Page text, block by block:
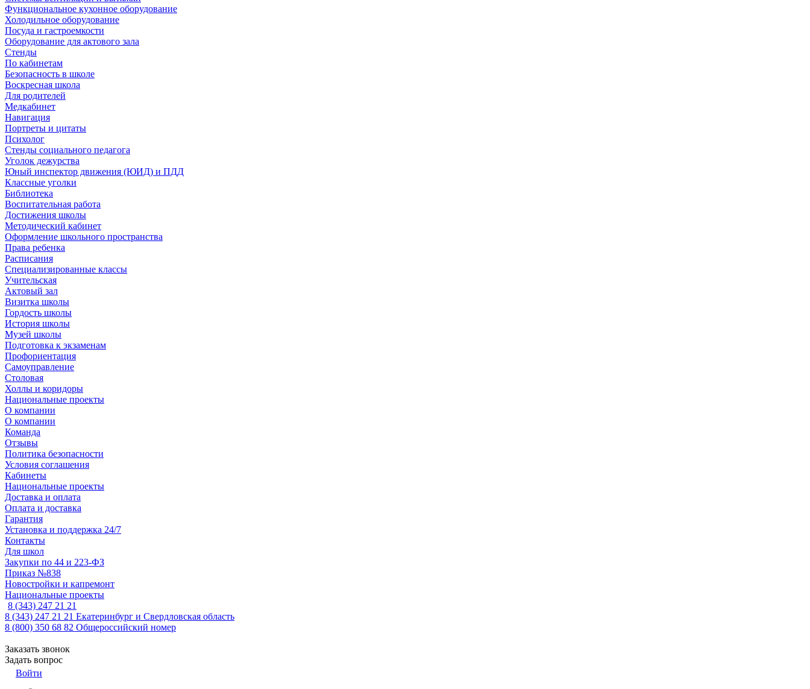
Функциональное кухонное оборудование
Холодильное оборудование
Посуда и гастроемкости
Оборудование для актового зала
Стенды
По кабинетам
Безопасность в школе
Воскресная школа
Для родителей
Медкабинет
Навигация
Портреты и цитаты
Психолог
Стенды социального педагога
Уголок дежурства
Юный инспектор движения (ЮИД) и ПДД
Классные уголки
Библиотека
Воспитательная работа
Достижения школы
Методический кабинет
Оформление школьного пространства
Права ребенка
Расписания
Специализированные классы
Учительская
Актовый зал
Визитка школы
Гордость школы
История школы
Музей школы
Подготовка к экзаменам
Профориентация
Самоуправление
Столовая
Холлы и коридоры
Национальные проекты
О компании
О компании
Команда
Отзывы
Политика безопасности
Условия соглашения
Кабинеты
Национальные проекты
Доставка и оплата
Оплата и доставка
Гарантия
Установка и поддержка 24/7
Контакты
Для школ
Закупки по 44 и 223-ФЗ
Приказ №838
Новостройки и капремонт
Национальные проекты
8 (343) 247 21 21
8 (343) 247 21 21 Екатеринбург и Свердловская область
8 (800) 350 68 82 Общероссийский номер
Заказать звонок
Задать вопрос
Войти